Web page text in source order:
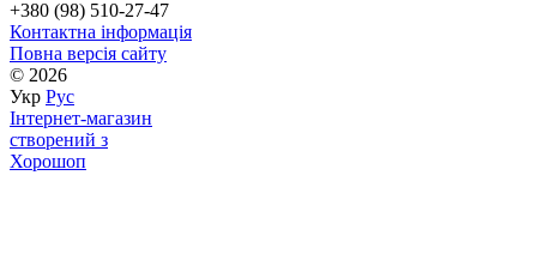
+380 (98) 510-27-47
Контактна інформація
Повна версія сайту
© 2026
Укр Рус
Інтернет-магазин
створений з
Хорошоп